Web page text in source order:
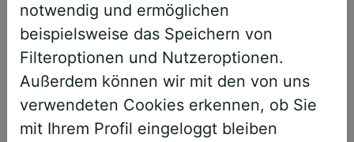
Sehr geehrte Teilnehmerinnen und
Teilnehmer,
um Ihnen zukünftige Buchungen zu
erleichtern, haben wir unser System
umstrukturiert und den AWS+-Account
notwendig und ermöglichen
beispielsweise das Speichern von
Filteroptionen und Nutzeroptionen.
Außerdem können wir mit den von uns
verwendeten Cookies erkennen, ob Sie
mit Ihrem Profil eingeloggt bleiben